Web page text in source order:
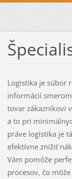
Logistika je súbor
informácií
tovar zákazníkovi
a to pri
práve logistika je
efektívne znížiť
Vám pomôže
procesov, čo